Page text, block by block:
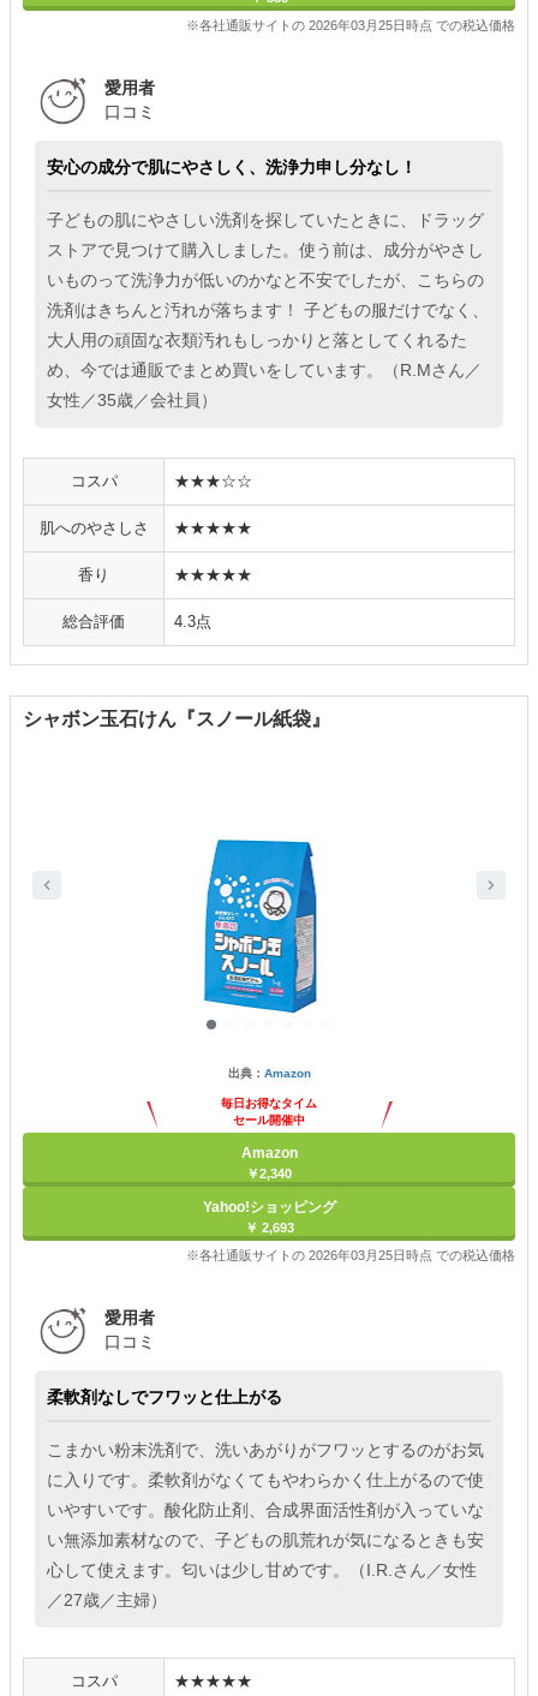
※各社通販サイトの 2026年03月25日時点 での税込価格
愛用者
口コミ
安心の成分で肌にやさしく、洗浄力申し分なし！
子どもの肌にやさしい洗剤を探していたときに、ドラッグ
ストアで見つけて購入しました。使う前は、成分がやさし
いものって洗浄力が低いのかなと不安でしたが、こちらの
洗剤はきちんと汚れが落ちます！ 子どもの服だけでなく、
大人用の頑固な衣類汚れもしっかりと落としてくれるた
め、今では通販でまとめ買いをしています。（R.Mさん／
女性／35歳／会社員）
コスパ ★★★☆☆
肌へのやさしさ ★★★★★
香り ★★★★★
総合評価 4.3点
シャボン玉石けん『スノール紙袋』
出典： Amazon
毎日お得なタイム
セール開催中
Amazon
￥2,340
Yahoo!ショッピング
￥ 2,693
※各社通販サイトの 2026年03月25日時点 での税込価格
愛用者
口コミ
柔軟剤なしでフワッと仕上がる
こまかい粉末洗剤で、洗いあがりがフワッとするのがお気
に入りです。柔軟剤がなくてもやわらかく仕上がるので使
いやすいです。酸化防止剤、合成界面活性剤が入っていな
い無添加素材なので、子どもの肌荒れが気になるときも安
心して使えます。匂いは少し甘めです。（I.R.さん／女性
／27歳／主婦）
コスパ ★★★★★